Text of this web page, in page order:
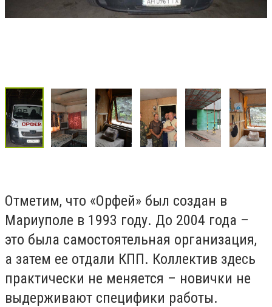
Отметим, что «Орфей» был создан в
Мариуполе в 1993 году. До 2004 года –
это была самостоятельная организация,
а затем ее отдали КПП. Коллектив здесь
практически не меняется – новички не
выдерживают специфики работы.